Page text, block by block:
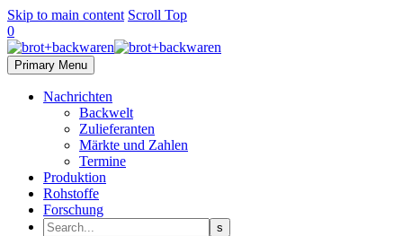
Skip to main content Scroll Top
0
Primary Menu
Nachrichten
Backwelt
Zulieferanten
Märkte und Zahlen
Termine
Produktion
Rohstoffe
Forschung